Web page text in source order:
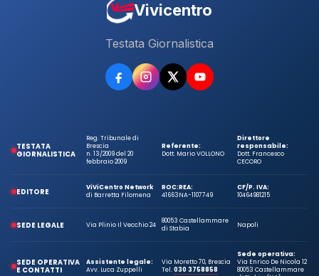
Vivicentro
Testata Giornalistica
TESTATA
GIORNALISTICA
Reg. Tribunale di
Brescia
n. 13/2009 del 20
febbraio 2009
Referente:
Dott. Mario VOLLONO
Direttore
responsabile:
Dott. Francesco
CECORO
EDITORE
ViViCentro Network
di Barretta Filomena
ROC:
41663
REA:
NA-1107749
CF/P. IVA:
10464981215
SEDE LEGALE Via Plinio Il Vecchio 24
80053 Castellammare
di Stabia
Napoli
SEDE OPERATIVA
E CONTATTI
Assistente legale:
Avv. Luca Zuppelli
Via Moretto 70, Brescia
Tel.030 3758858
Sede operativa:
Via Enrico De Nicola 12
80053 Castellammare